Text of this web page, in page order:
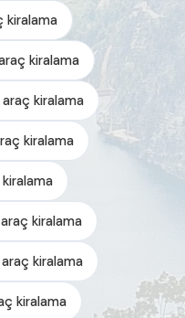
kiralama
kiralama
araç kiralama
kiralama
kiralama
kiralama
kiralama